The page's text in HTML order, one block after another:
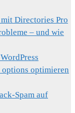
Directories Pro
– und wie
optimieren
Spam auf